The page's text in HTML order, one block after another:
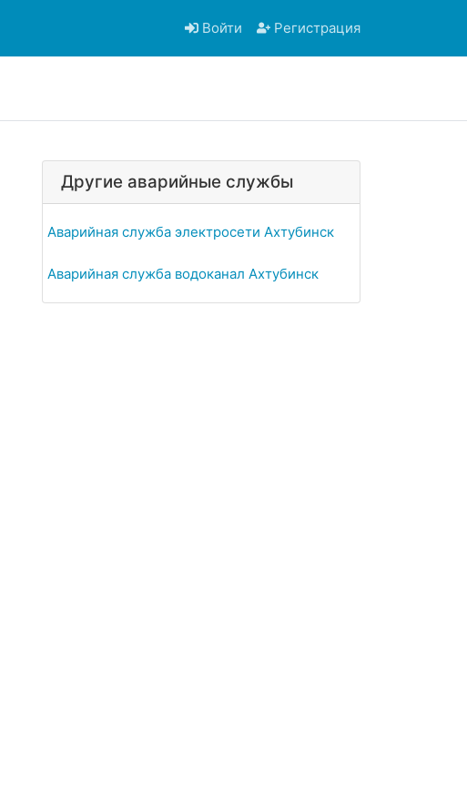
Войти Регистрация
Другие аварийные службы
Аварийная служба электросети Ахтубинск
Аварийная служба водоканал Ахтубинск